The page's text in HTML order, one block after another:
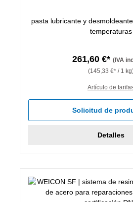
pasta lubricante y
temperaturas
261,60 €* (IVA
(145,33 €* / 1
Artículo de
Solicitud de
Detalles